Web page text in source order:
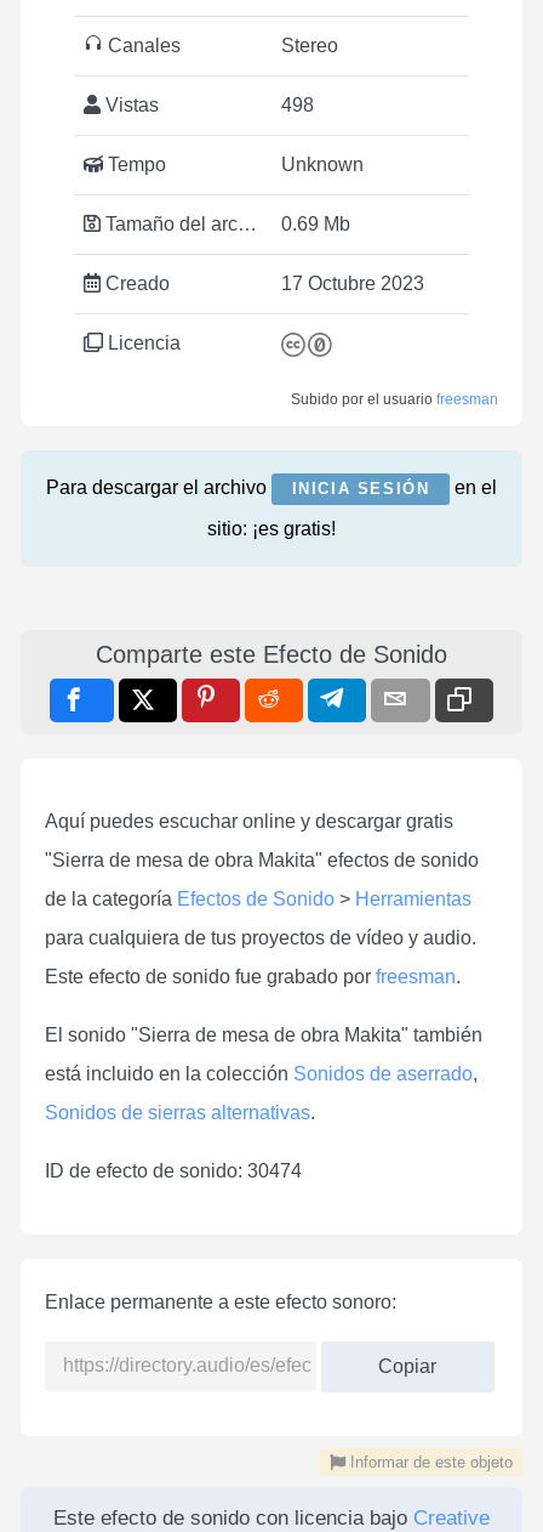
Canales Stereo
Vistas 498
Tempo Unknown
Tamaño del archivo 0.69 Mb
Creado 17 Octubre 2023
Licencia
Subido por el usuario freesman
Para descargar el archivo INICIA SESIÓN
en el
sitio: ¡es gratis!
Comparte este Efecto de Sonido
Aquí puedes escuchar online y descargar gratis
"Sierra de mesa de obra Makita" efectos de sonido
de la categoría Efectos de Sonido > Herramientas
para cualquiera de tus proyectos de vídeo y audio.
Este efecto de sonido fue grabado por freesman.
El sonido "Sierra de mesa de obra Makita" también
está incluido en la colección Sonidos de aserrado,
Sonidos de sierras alternativas.
ID de efecto de sonido: 30474
Enlace permanente a este efecto sonoro:
Copiar
Informar de este objeto
Este efecto de sonido con licencia bajo Creative